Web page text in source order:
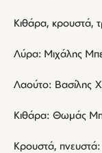
Κιθάρα, κρουστά,
Λύρα: Μιχάλης
Λαούτο: Βασίλης
Κιθάρα: Θωμάς
Κρουστά,